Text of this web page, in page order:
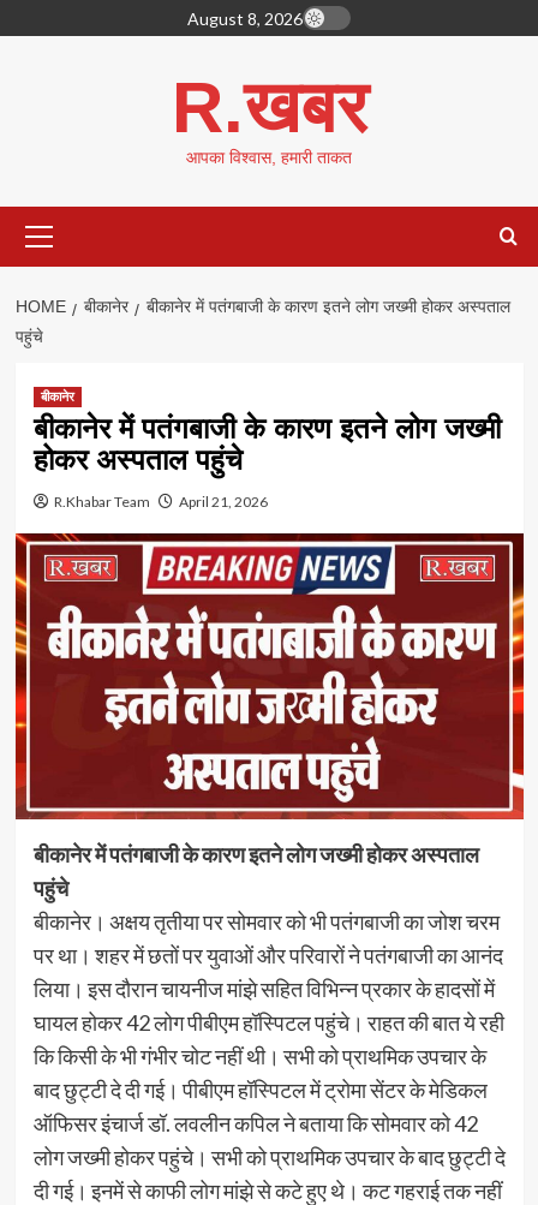
to
August 8, 2026
R.खबर
आपका विश्वास, हमारी ताकत
Menu
HOME बीकानेर
बीकानेर में पतंगबाजी के कारण इतने लोग जख्मी होकर अस्पताल
पहुंचे
बीकानेर
बीकानेर में पतंगबाजी के कारण इतने लोग जख्मी
होकर अस्पताल पहुंचे
R.Khabar Team April 21, 2026
बीकानेर में पतंगबाजी के कारण इतने लोग जख्मी होकर अस्पताल
पहुंचे
बीकानेर। अक्षय तृतीया पर सोमवार को भी पतंगबाजी का जोश चरम
पर था। शहर में छतों पर युवाओं और परिवारों ने पतंगबाजी का आनंद
लिया। इस दौरान चायनीज मांझे सहित विभिन्न प्रकार के हादसों में
घायल होकर 42 लोग पीबीएम हॉस्पिटल पहुंचे। राहत की बात ये रही
कि किसी के भी गंभीर चोट नहीं थी। सभी को प्राथमिक उपचार के
बाद छुट्टी दे दी गई। पीबीएम हॉस्पिटल में ट्रोमा सेंटर के मेडिकल
ऑफिसर इंचार्ज डॉ. लवलीन कपिल ने बताया कि सोमवार को 42
लोग जख्मी होकर पहुंचे। सभी को प्राथमिक उपचार के बाद छुट्टी दे
दी गई। इनमें से काफी लोग मांझे से कटे हुए थे। कट गहराई तक नहीं